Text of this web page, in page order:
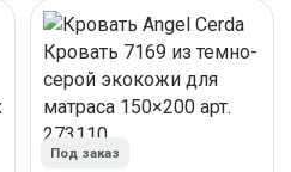
Под заказ